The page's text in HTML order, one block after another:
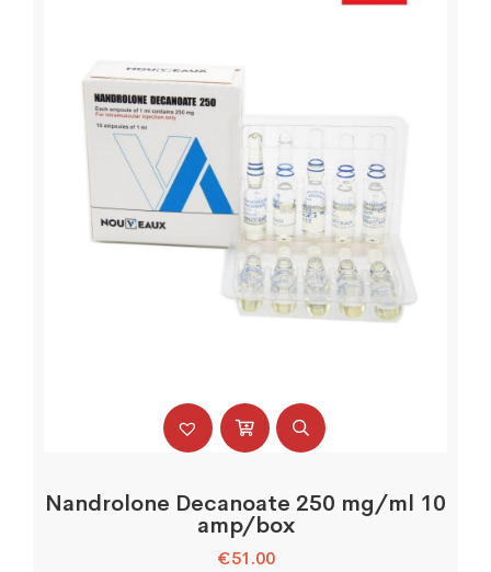
Nandrolone Decanoate 250 mg/ml 10
amp/box
€51.00